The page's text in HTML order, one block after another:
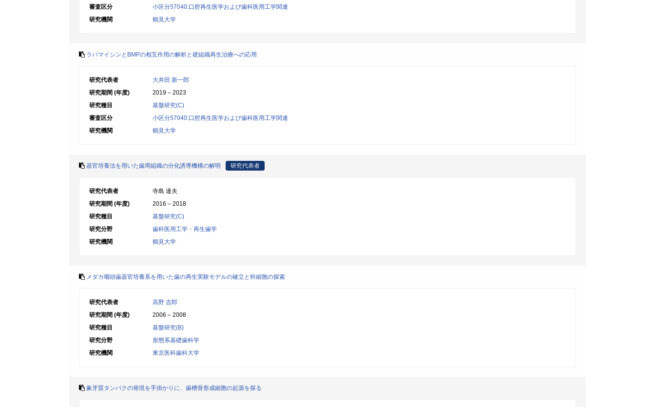
審査区分
小区分57040:口腔再生医学および歯科医用工学関連
研究機関
鶴見大学
ラパマイシンとBMPの相互作用の解析と硬組織再生治療への応用
研究代表者
大井田 新一郎
研究期間 (年度)
2019 – 2023
研究種目
基盤研究(C)
審査区分
小区分57040:口腔再生医学および歯科医用工学関連
研究機関
鶴見大学
器官培養法を用いた歯周組織の分化誘導機構の解明 研究代表者
研究代表者
寺島 達夫
研究期間 (年度)
2016 – 2018
研究種目
基盤研究(C)
研究分野
歯科医用工学・再生歯学
研究機関
鶴見大学
メダカ咽頭歯器官培養系を用いた歯の再生実験モデルの確立と幹細胞の探索
研究代表者
高野 吉郎
研究期間 (年度)
2006 – 2008
研究種目
基盤研究(B)
研究分野
形態系基礎歯科学
研究機関
東京医科歯科大学
象牙質タンパクの発現を手掛かりに、歯槽骨形成細胞の起源を探る